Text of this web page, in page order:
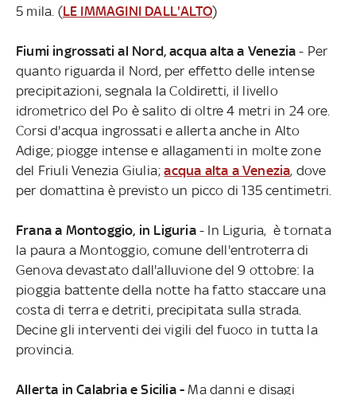
5 mila. (LE IMMAGINI DALL'ALTO)
Fiumi ingrossati al Nord, acqua alta a Venezia- Per
quanto riguarda il Nord, per effetto delle intense
precipitazioni, segnala la Coldiretti, il livello
idrometrico del Po è salito di oltre 4 metri in 24 ore.
Corsi d'acqua ingrossati e allerta anche in Alto
Adige; piogge intense e allagamenti in molte zone
del Friuli Venezia Giulia;acqua alta a Venezia, dove
per domattina è previsto un picco di 135 centimetri.
Frana a Montoggio, in Liguria - In Liguria, è tornata
la paura a Montoggio, comune dell'entroterra di
Genova devastato dall'alluvione del 9 ottobre: la
pioggia battente della notte ha fatto staccare una
costa di terra e detriti, precipitata sulla strada.
Decine gli interventi dei vigili del fuoco in tutta la
provincia.
Allerta in Calabria e Sicilia - Ma danni e disagi